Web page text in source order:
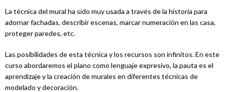
La técnica del mural ha sido muy usada a través de la historia para
adornar fachadas, describir escenas, marcar numeración en las casa,
proteger paredes, etc.
Las posibilidades de esta técnica y los recursos son infinitos. En este
curso abordaremos el plano como lenguaje expresivo, la pauta es el
aprendizaje y la creación de murales en diferentes técnicas de
modelado y decoración.